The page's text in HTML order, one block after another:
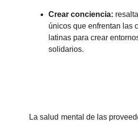
Crear conciencia:
únicos que enfrentan las
latinas para crear
solidarios.
La salud mental de las